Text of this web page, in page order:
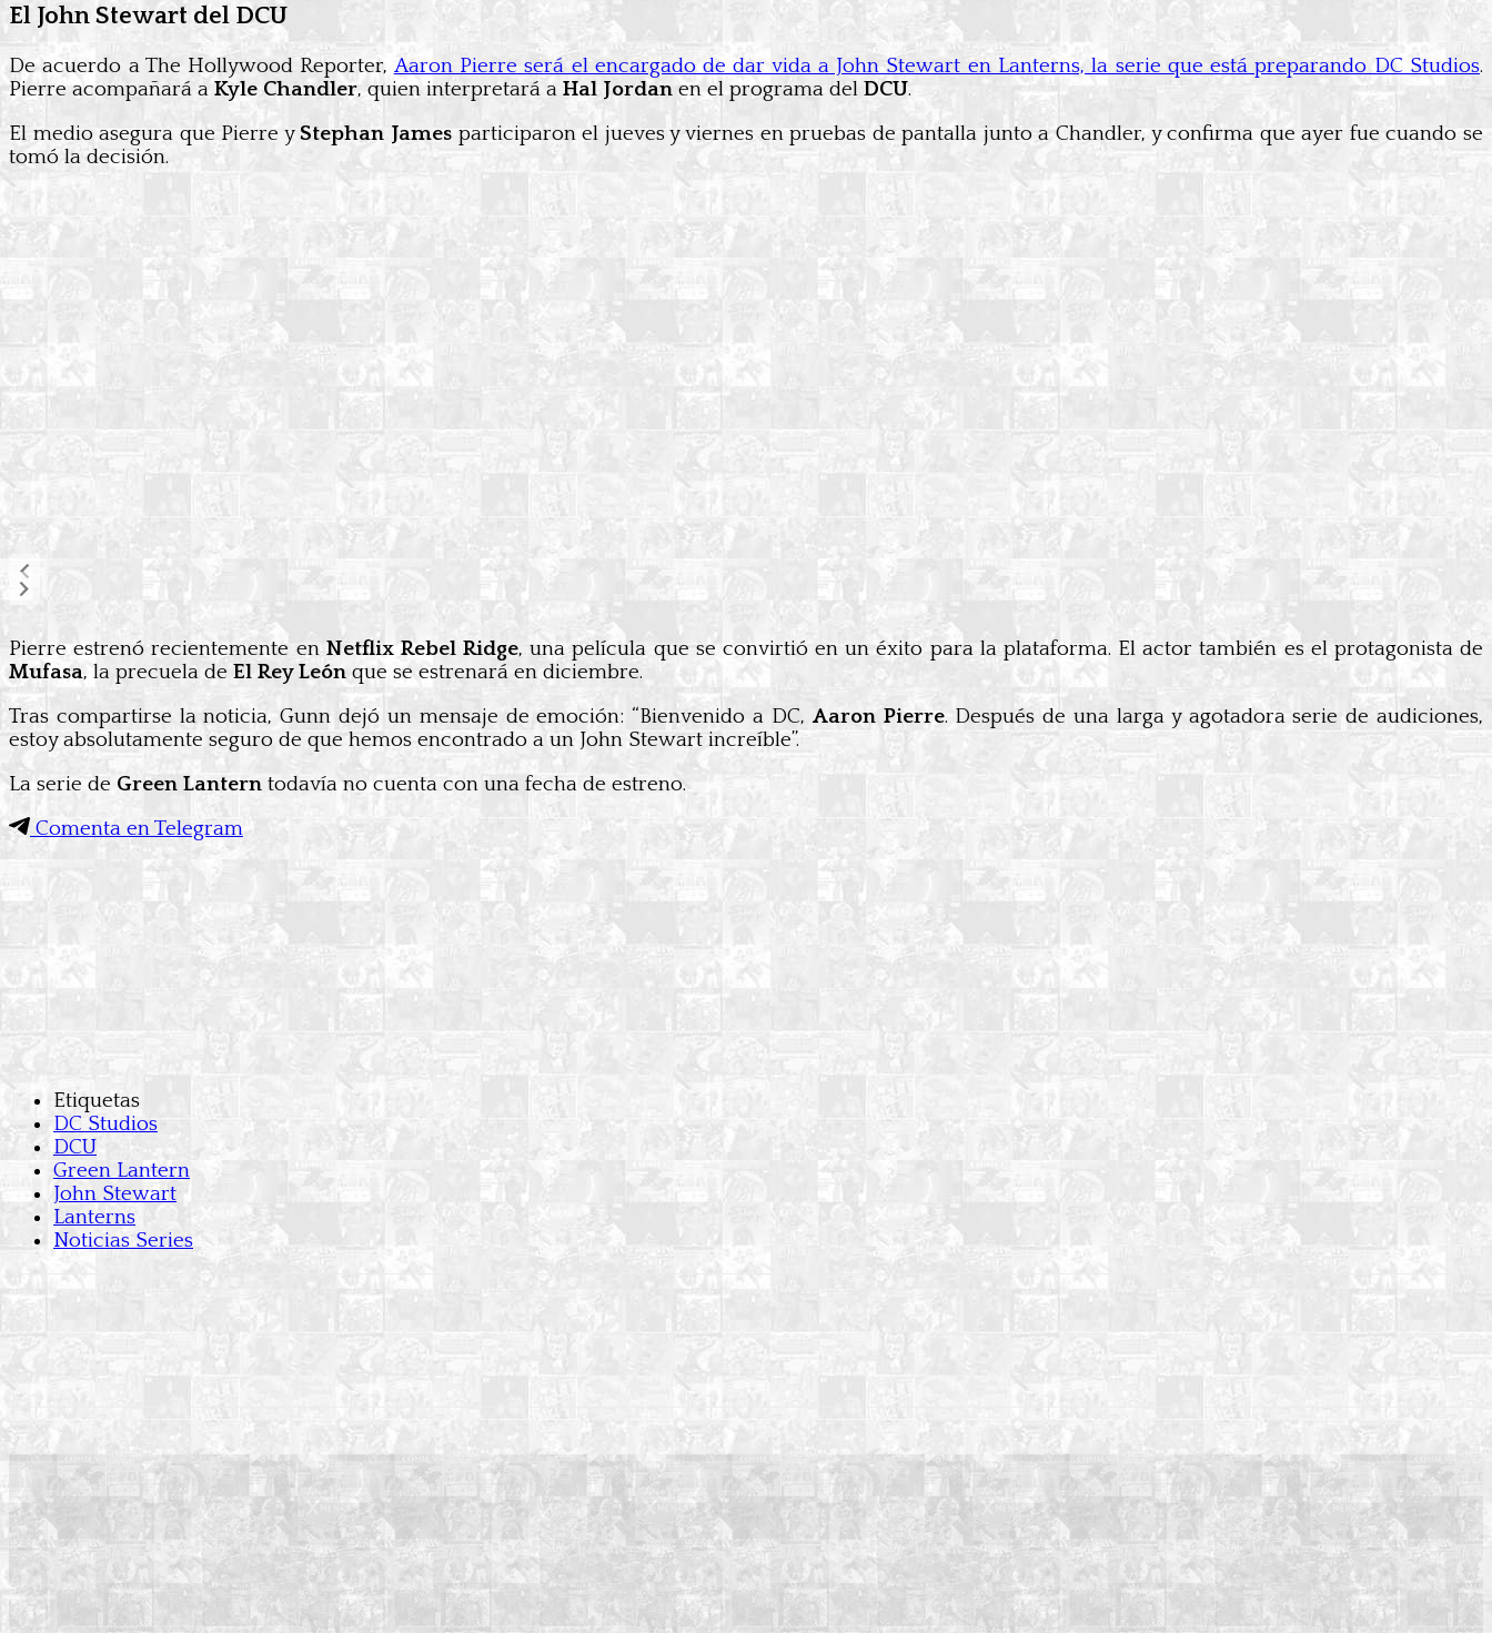
El John Stewart del DCU
De acuerdo a The Hollywood Reporter, Aaron Pierre será el encargado de dar vida a John Stewart en Lanterns, la serie que está preparando DC Studios.
Pierre acompañará a Kyle Chandler, quien interpretará a Hal Jordan en el programa del DCU.
El medio asegura que Pierre yStephan Jamesparticiparon el jueves y viernes en pruebas de pantalla junto a Chandler, y confirma que ayer fue cuando se
tomó la decisión.
Pierre estrenó recientemente en Netflix Rebel Ridge, una película que se convirtió en un éxito para la plataforma. El actor también es el protagonista de
Mufasa, la precuela de El Rey León que se estrenará en diciembre.
Tras compartirse la noticia, Gunn dejó un mensaje de emoción: “Bienvenido a DC, Aaron Pierre. Después de una larga y agotadora serie de audiciones,
estoy absolutamente seguro de que hemos encontrado a un John Stewart increíble”.
La serie de Green Lantern todavía no cuenta con una fecha de estreno.
Comenta en Telegram
Etiquetas
DC Studios
DCU
Green Lantern
John Stewart
Lanterns
Noticias Series